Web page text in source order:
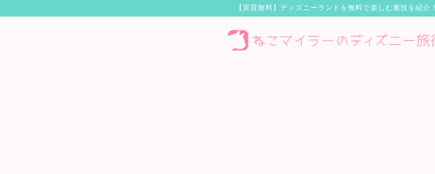
【実質無料】ディズニーランドを無料で楽しむ裏技を紹介！